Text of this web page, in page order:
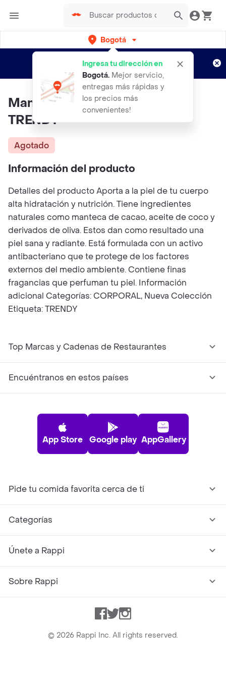
Bogotá
Ingresa tu dirección en
Bogotá. Mejor servicio,
entregas más rápidas y
los precios más
convenientes!
envíos gratis por semanas
Aplican TyC
Mantequilla Corporal 200Ml
TRENDY
Agotado
Información del producto
Detalles del producto Aporta a la piel de tu cuerpo
alta hidratación y nutrición. Tiene ingredientes
naturales como manteca de cacao, aceite de coco y
derivados de oliva. Estos dan como resultado una
piel sana y radiante. Está formulada con un activo
antibacteriano que te protege de los factores
externos del medio ambiente. Contiene finas
fragancias que perfuman tu piel. Información
adicional Categorías: CORPORAL, Nueva Colección
Etiqueta: TRENDY
Top Marcas y Cadenas de Restaurantes
Encuéntranos en estos países
App Store Google play AppGallery
Pide tu comida favorita cerca de ti
Categorías
Únete a Rappi
Sobre Rappi
Facebook
TwitterInstagram
© 2026 Rappi Inc. All rights reserved.